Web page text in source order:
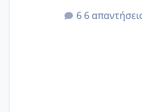
@Elk
@Zenia z
6